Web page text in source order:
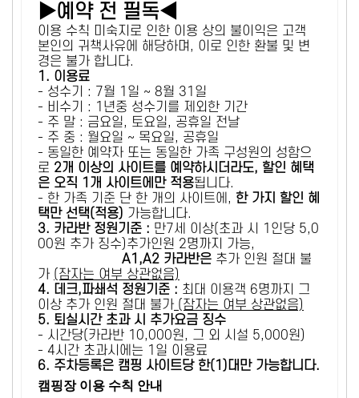
▶예약 전 필독◀
이용 수칙 미숙지로 인한 이용 상의 불이익은 고객
본인의 귀책사유에 해당하며, 이로 인한 환불 및 변
경은 불가 합니다.
1. 이용료
- 성수기 : 7월 1일 ~ 8월 31일
- 비수기 : 1년중 성수기를 제외한 기간
- 주 말 : 금요일, 토요일, 공휴일 전날
- 주 중 : 월요일 ~ 목요일, 공휴일
- 동일한 예약자 또는 동일한 가족 구성원의 성함으
로 2개 이상의 사이트를 예약하시더라도, 할인 혜택
은 오직 1개 사이트에만 적용됩니다.
- 한 가족 기준 단 한 개의 사이트에, 한 가지 할인 혜
택만 선택(적용) 가능합니다.
3. 카라반 정원기준 : 만7세 이상(초과 시 1인당 5,0
00원 추가 징수)추가인원 2명까지 가능,
A1,A2 카라반은 추가 인원 절대 불
가 (잠자는 여부 상관없음)
4. 데크,파쇄석 정원기준 : ​최대 이용객 6명까지 그
이상 추가 인원 절대 불가 (잠자는 여부 상관없음)
5. 퇴실시간 초과 시 추가요금 징수
- 시간당(카라반 10,000원, 그 외 시설 5,000원)
- 4시간 초과시에는 1일 이용료
6. 주차등록은 캠핑 사이트당 한(1)대만 가능합니다.
캠핑장 이용 수칙 안내